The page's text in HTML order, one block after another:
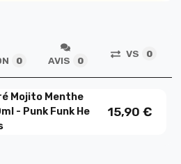
0 AVIS 0
VS 0
Mojito Menthe
- Punk Funk He
15,90 €